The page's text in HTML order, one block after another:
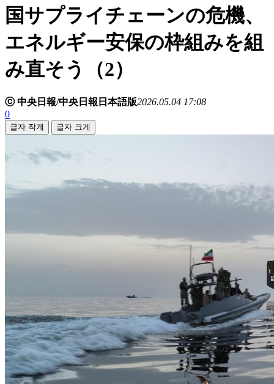
国サプライチェーンの危機、
エネルギー安保の枠組みを組
み直そう（2）
ⓒ 中央日報/中央日報日本語版2026.05.04 17:08
0
글자 작게 글자 크게